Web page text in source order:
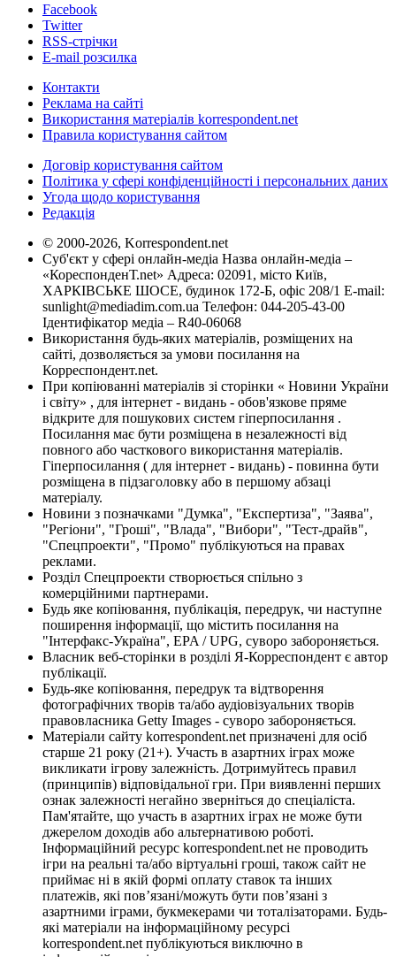
Facebook
Twitter
RSS-стрічки
E-mail розсилка
Контакти
Реклама на сайті
Використання матеріалів korrespondent.net
Правила користування сайтом
Договір користування сайтом
Політика у сфері конфіденційності і персональних даних
Угода щодо користування
Редакція
© 2000-2026, Korrespondent.net
Суб'єкт у сфері онлайн-медіа Назва онлайн-медіа –
«КореспонденТ.net» Адреса: 02091, місто Київ,
ХАРКІВСЬКЕ ШОСЕ, будинок 172-Б, офіс 208/1 E-mail:
sunlight@mediadim.com.ua Телефон: 044-205-43-00
Ідентифікатор медіа – R40-06068
Використання будь-яких матеріалів, розміщених на
сайті, дозволяється за умови посилання на
Корреспондент.net.
При копіюванні матеріалів зі сторінки « Новини України
і світу» , для інтернет - видань - обов'язкове пряме
відкрите для пошукових систем гіперпосилання .
Посилання має бути розміщена в незалежності від
повного або часткового використання матеріалів.
Гіперпосилання ( для інтернет - видань) - повинна бути
розміщена в підзаголовку або в першому абзаці
матеріалу.
Новини з позначками "Думка", "Експертиза", "Заява",
"Регіони", "Гроші", "Влада", "Вибори", "Тест-драйв",
"Спецпроекти", "Промо" публікуються на правах
реклами.
Розділ Спецпроекти створюється спільно з
комерційними партнерами.
Будь яке копіювання, публікація, передрук, чи наступне
поширення інформації, що містить посилання на
"Інтерфакс-Україна", EPA / UPG, суворо забороняється.
Власник веб-сторінки в розділі Я-Корреспондент є автор
публікації.
Будь-яке копіювання, передрук та відтворення
фотографічних творів та/або аудіовізуальних творів
правовласника Getty Images - суворо забороняється.
Матеріали сайту korrespondent.net призначені для осіб
старше 21 року (21+). Участь в азартних іграх може
викликати ігрову залежність. Дотримуйтесь правил
(принципів) відповідальної гри. При виявленні перших
ознак залежності негайно зверніться до спеціаліста.
Пам'ятайте, що участь в азартних іграх не може бути
джерелом доходів або альтернативою роботі.
Інформаційний ресурс korrespondent.net не проводить
ігри на реальні та/або віртуальні гроші, також сайт не
приймає ні в якій формі оплату ставок та інших
платежів, які пов’язані/можуть бути пов’язані з
азартними іграми, букмекерами чи тоталізаторами. Будь-
які матеріали на інформаційному ресурсі
korrespondent.net публікуються виключно в